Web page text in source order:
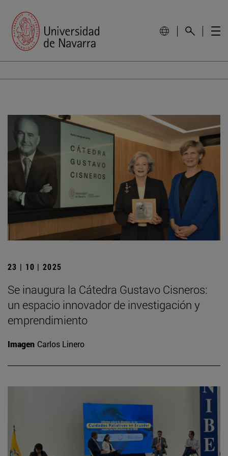
23 | 10 | 2025
Se inaugura la Cátedra Gustavo Cisneros:
un espacio innovador de investigación y
emprendimiento
Imagen Carlos Linero